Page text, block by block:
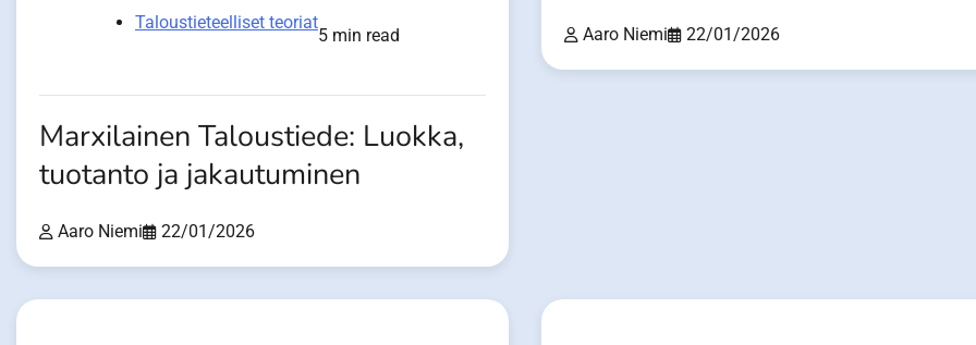
Taloustieteelliset teoriat
5 min read
Marxilainen Taloustiede: Luokka,
tuotanto ja jakautuminen
Aaro Niemi 22/01/2026
Aaro Niemi 22/01/2026